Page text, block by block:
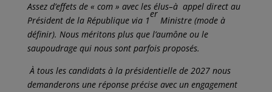
Assez d’effets de « com » avec les élus–àappel direct au
Président de la République via 1
er
Ministre (mode à
définir). Nous méritons plus que l’aumône ou le
saupoudrage qui nous sont parfois proposés.
À tous les candidats à la présidentielle de 2027 nous
demanderons une réponse précise avec un engagement